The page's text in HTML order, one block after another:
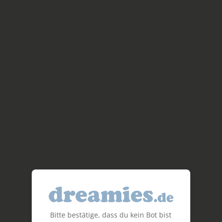
Bitte bestätige, dass du kein Bot bist